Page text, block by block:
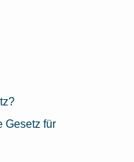
Gesetz für